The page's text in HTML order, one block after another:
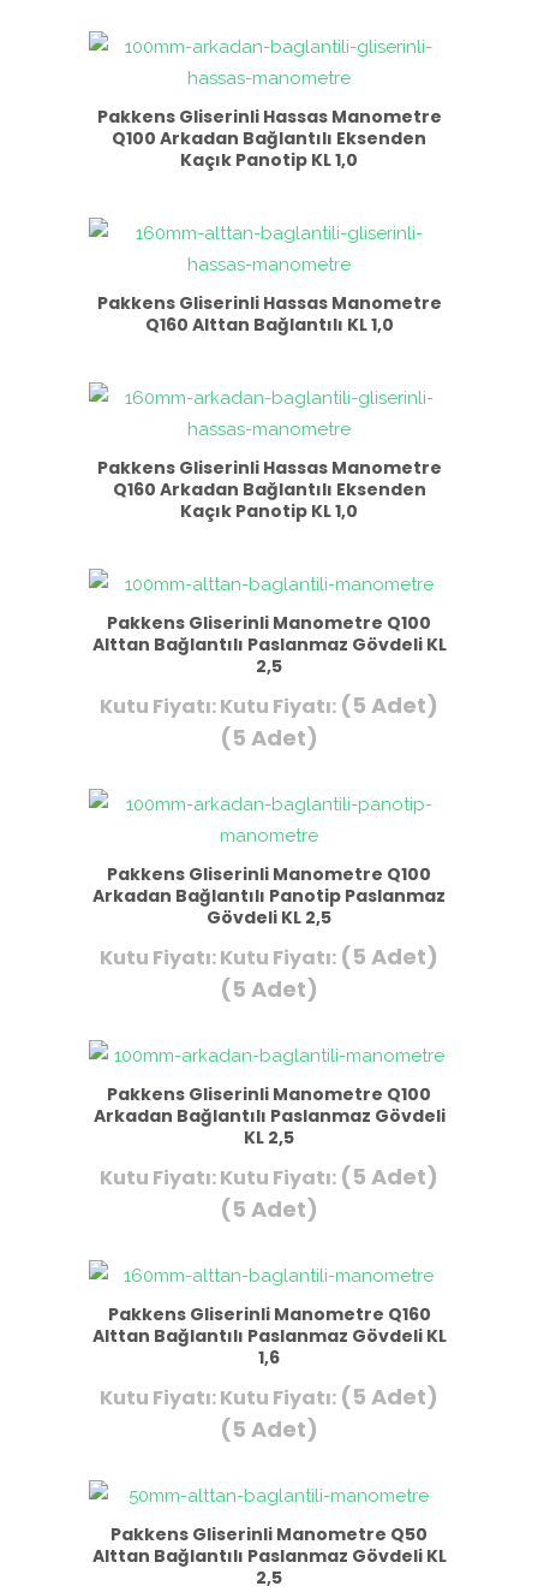
Pakkens Gliserinli Hassas Manometre
Q100 Arkadan Bağlantılı Eksenden
Kaçık Panotip KL 1,0
Pakkens Gliserinli Hassas Manometre
Q160 Alttan Bağlantılı KL 1,0
Pakkens Gliserinli Hassas Manometre
Q160 Arkadan Bağlantılı Eksenden
Kaçık Panotip KL 1,0
Pakkens Gliserinli Manometre Q100
Alttan Bağlantılı Paslanmaz Gövdeli KL
2,5
Kutu Fiyatı:Kutu Fiyatı: (5 Adet)
(5 Adet)
Pakkens Gliserinli Manometre Q100
Arkadan Bağlantılı Panotip Paslanmaz
Gövdeli KL 2,5
Kutu Fiyatı:Kutu Fiyatı: (5 Adet)
(5 Adet)
Pakkens Gliserinli Manometre Q100
Arkadan Bağlantılı Paslanmaz Gövdeli
KL 2,5
Kutu Fiyatı:Kutu Fiyatı: (5 Adet)
(5 Adet)
Pakkens Gliserinli Manometre Q160
Alttan Bağlantılı Paslanmaz Gövdeli KL
1,6
Kutu Fiyatı:Kutu Fiyatı: (5 Adet)
(5 Adet)
Pakkens Gliserinli Manometre Q50
Alttan Bağlantılı Paslanmaz Gövdeli KL
2,5